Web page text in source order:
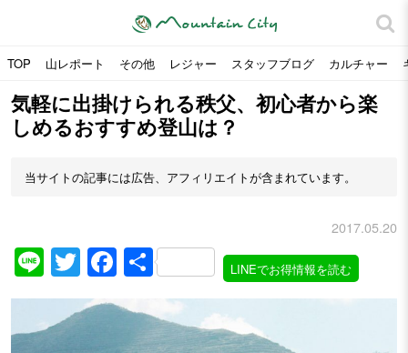
TOP 山レポート その他 レジャー スタッフブログ カルチャー
気軽に出掛けられる秩父、初心者から楽
しめるおすすめ登山は？
当サイトの記事には広告、アフィリエイトが含まれています。
2017.05.20
LineTwitter
Facebook
共
有
LINEでお得情報を読む